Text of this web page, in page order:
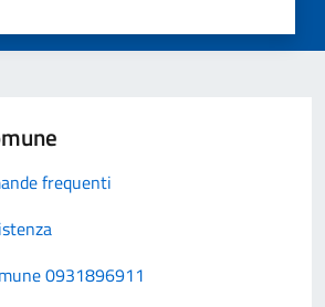
frequenti
0931896911